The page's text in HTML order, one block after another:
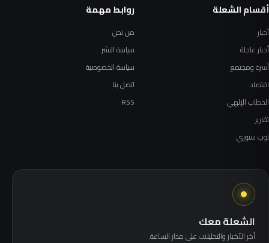
أقسام الشعلة
أخبار
أخبار عاجلة
أسرة ومجتمع
اقتصاد
الخطاب الإلهي
تقارير
توب ستوري
روابط مهمة
من نحن
سياسة النشر
سياسة الخصوصية
اتصل بنا
RSS
الشعلة معك
آخر الأخبار والتحليلات على مدار الساعة.